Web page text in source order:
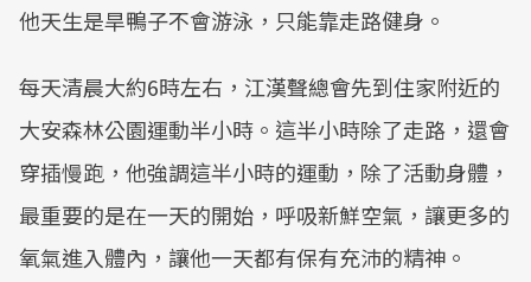
他天生是旱鴨子不會游泳，只能靠走路健身。
每天清晨大約6時左右，江漢聲總會先到住家附近的
大安森林公園運動半小時。這半小時除了走路，還會
穿插慢跑，他強調這半小時的運動，除了活動身體，
最重要的是在一天的開始，呼吸新鮮空氣，讓更多的
氧氣進入體內，讓他一天都有保有充沛的精神。